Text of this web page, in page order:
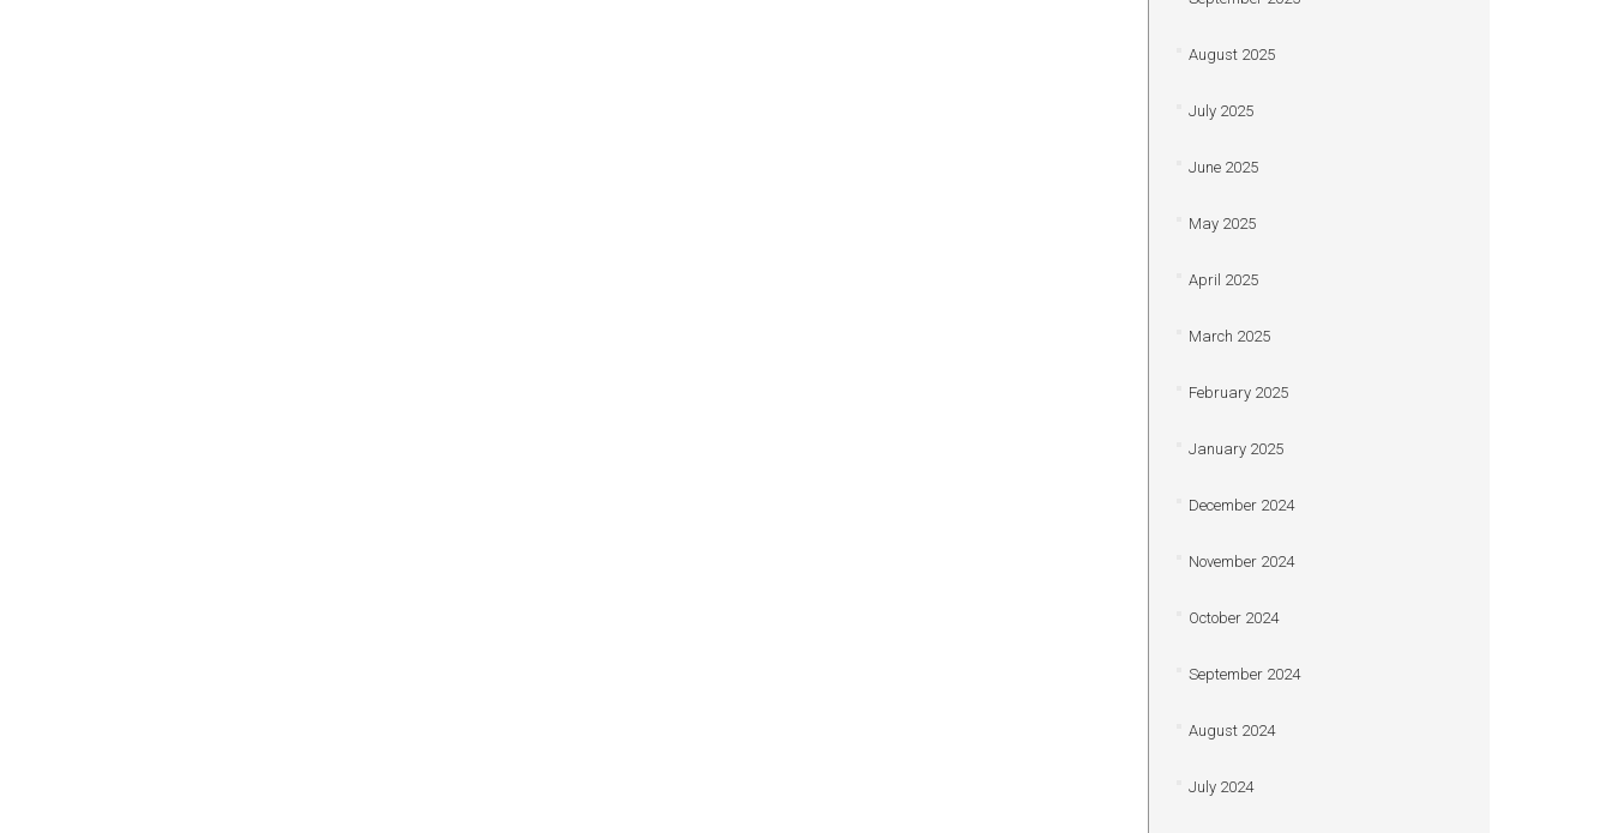
August 2025
July 2025
June 2025
May 2025
April 2025
March 2025
February 2025
January 2025
December 2024
November 2024
October 2024
September 2024
August 2024
July 2024